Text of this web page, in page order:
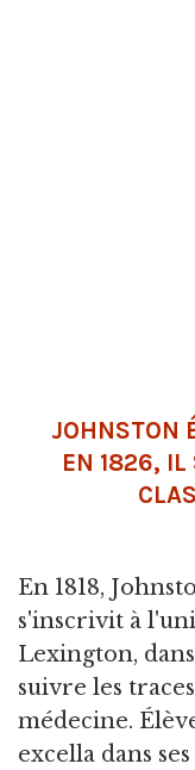
JOHNSTON
EN 1826, IL
En 1818,
s'inscrivit à
Lexington,
suivre les
médecine.
excella dans